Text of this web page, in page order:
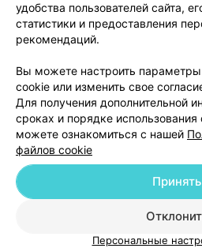
Написать
Обработка
© 2026 ООО «Артокс Лаб», УНП 191700409
Служба поддержки
удобства пользователей сайта,
статистики и предоставления
рекомендаций.
Вы можете настроить параметры
cookie или изменить свое
Для получения дополнительной
сроках и порядке
можете ознакомиться с нашей
файлов cookie
Принять
Персональные